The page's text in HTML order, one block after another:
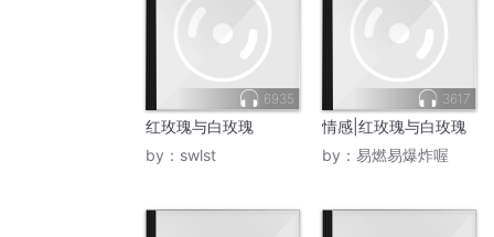
6935
红玫瑰与白玫瑰
by： swlst
3617
情感|红玫瑰与白玫瑰
by： 易燃易爆炸喔